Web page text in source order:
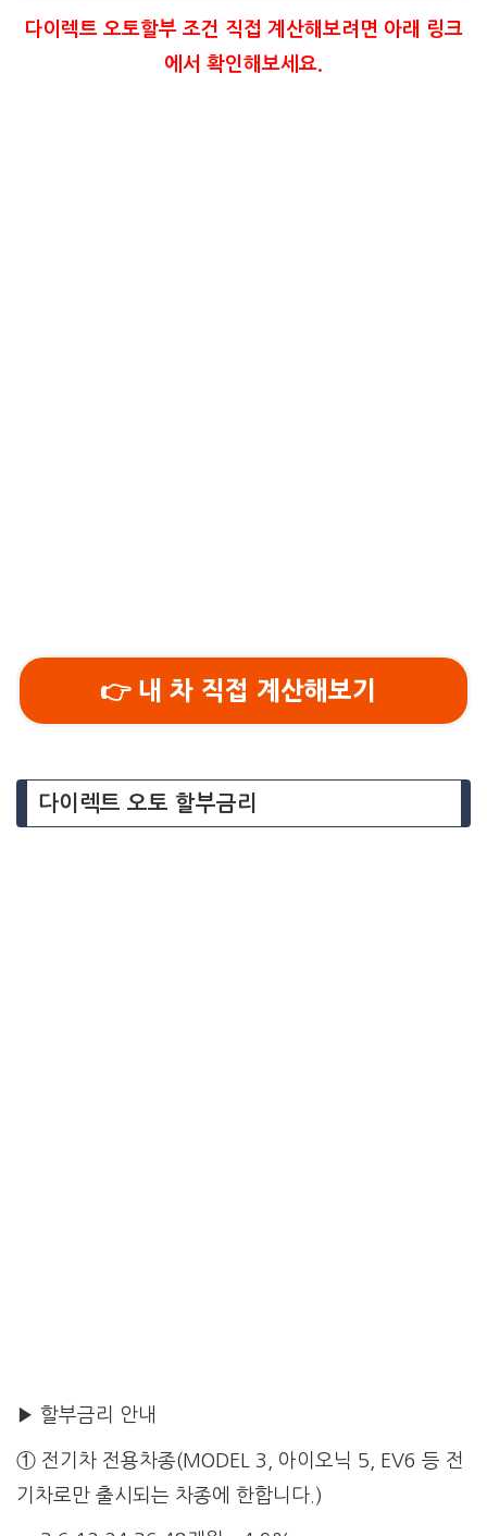
다이렉트 오토할부 조건 직접 계산해보려면 아래 링크
에서 확인해보세요.
👉 내 차 직접 계산해보기
다이렉트 오토 할부금리
▶ 할부금리 안내
① 전기차 전용차종(MODEL 3, 아이오닉 5, EV6 등 전
기차로만 출시되는 차종에 한합니다.)